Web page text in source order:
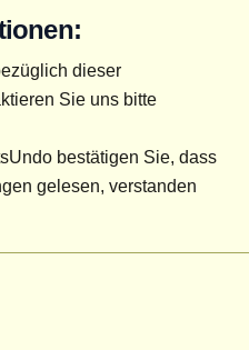
dieser
Sie uns bitte
bestätigen Sie, dass
gelesen, verstanden